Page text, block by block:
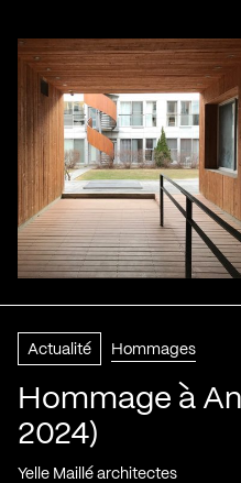
Actualité Hommages
Hommage à
2024)
Yelle Maillé architectes